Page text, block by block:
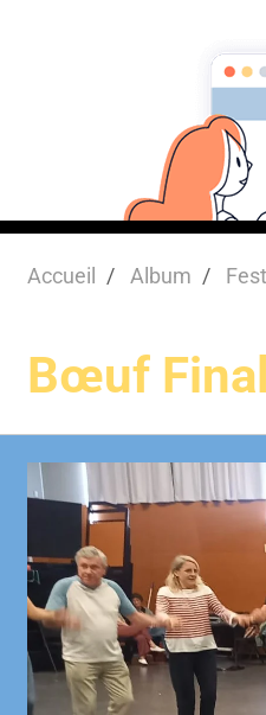
Accueil Album
Bœuf Final